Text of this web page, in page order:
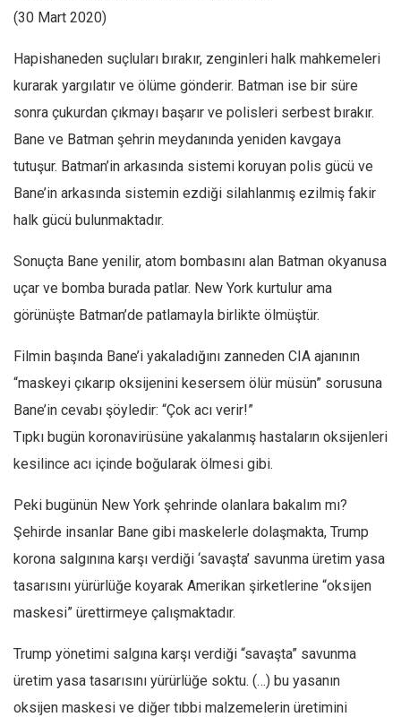
(30 Mart 2020)
Hapishaneden suçluları bırakır, zenginleri halk mahkemeleri
kurarak yargılatır ve ölüme gönderir. Batman ise bir süre
sonra çukurdan çıkmayı başarır ve polisleri serbest bırakır.
Bane ve Batman şehrin meydanında yeniden kavgaya
tutuşur. Batman’in arkasında sistemi koruyan polis gücü ve
Bane’in arkasında sistemin ezdiği silahlanmış ezilmiş fakir
halk gücü bulunmaktadır.
Sonuçta Bane yenilir, atom bombasını alan Batman okyanusa
uçar ve bomba burada patlar. New York kurtulur ama
görünüşte Batman’de patlamayla birlikte ölmüştür.
Filmin başında Bane’i yakaladığını zanneden CIA ajanının
“maskeyi çıkarıp oksijenini kesersem ölür müsün” sorusuna
Bane’in cevabı şöyledir: “Çok acı verir!”
Tıpkı bugün koronavirüsüne yakalanmış hastaların oksijenleri
kesilince acı içinde boğularak ölmesi gibi.
Peki bugünün New York şehrinde olanlara bakalım mı?
Şehirde insanlar Bane gibi maskelerle dolaşmakta, Trump
korona salgınına karşı verdiği ‘savaşta’ savunma üretim yasa
tasarısını yürürlüğe koyarak Amerikan şirketlerine “oksijen
maskesi” ürettirmeye çalışmaktadır.
Trump yönetimi salgına karşı verdiği “savaşta” savunma
üretim yasa tasarısını yürürlüğe soktu. (…) bu yasanın
oksijen maskesi ve diğer tıbbi malzemelerin üretimini